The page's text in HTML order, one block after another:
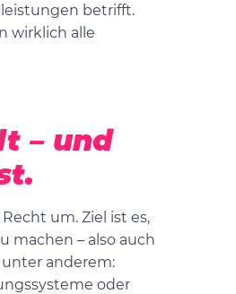
betrifft.
wirklich alle
– und
um. Ziel ist es,
machen – also auch
anderem:
oder